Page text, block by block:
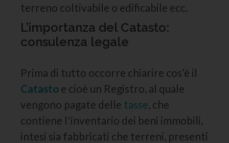
terreno coltivabile o edificabile ecc.
L’importanza del Catasto:
consulenza legale
Prima di tutto occorre chiarire cos’è il
Catasto e cioè un Registro, al quale
vengono pagate delle tasse, che
contiene l'inventario dei beni immobili,
intesi sia fabbricati che terreni, presenti